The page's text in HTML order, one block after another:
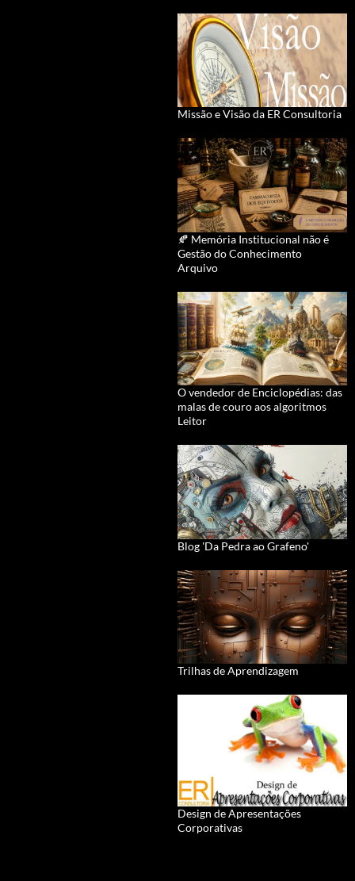
Missão e Visão da ER Consultoria
🍂 Memória Institucional não é
Gestão do Conhecimento
Arquivo
O vendedor de Enciclopédias: das
malas de couro aos algoritmos
Leitor
Blog 'Da Pedra ao Grafeno'
Trilhas de Aprendizagem
Design de Apresentações
Corporativas